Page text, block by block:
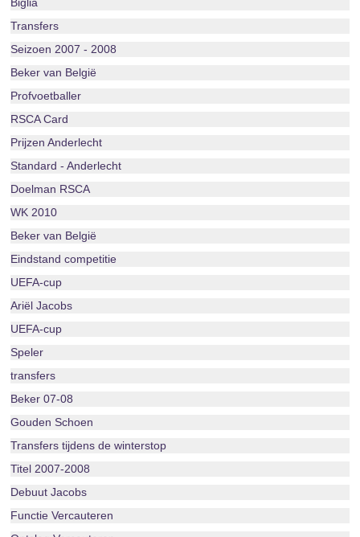
Transfers
Seizoen 2007 - 2008
Beker van België
Profvoetballer
RSCA Card
Prijzen Anderlecht
Standard - Anderlecht
Doelman RSCA
WK 2010
Beker van België
Eindstand competitie
UEFA-cup
Ariël Jacobs
UEFA-cup
Speler
transfers
Beker 07-08
Gouden Schoen
Transfers tijdens de winterstop
Titel 2007-2008
Debuut Jacobs
Functie Vercauteren